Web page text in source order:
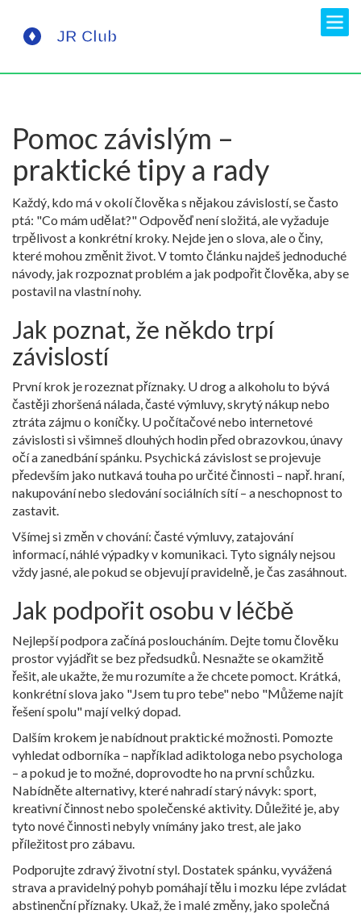
Pomoc závislým –
praktické tipy a rady
Každý, kdo má v okolí člověka s nějakou závislostí, se často
ptá: "Co mám udělat?" Odpověď není složitá, ale vyžaduje
trpělivost a konkrétní kroky. Nejde jen o slova, ale o činy,
které mohou změnit život. V tomto článku najdeš jednoduché
návody, jak rozpoznat problém a jak podpořit člověka, aby se
postavil na vlastní nohy.
Jak poznat, že někdo trpí
závislostí
První krok je rozeznat příznaky. U drog a alkoholu to bývá
častěji zhoršená nálada, časté výmluvy, skrytý nákup nebo
ztráta zájmu o koníčky. U počítačové nebo internetové
závislosti si všimneš dlouhých hodin před obrazovkou, únavy
očí a zanedbání spánku. Psychická závislost se projevuje
především jako nutkavá touha po určité činnosti – např. hraní,
nakupování nebo sledování sociálních sítí – a neschopnost to
zastavit.
Všímej si změn v chování: časté výmluvy, zatajování
informací, náhlé výpadky v komunikaci. Tyto signály nejsou
vždy jasné, ale pokud se objevují pravidelně, je čas zasáhnout.
Jak podpořit osobu v léčbě
Nejlepší podpora začíná posloucháním. Dejte tomu člověku
prostor vyjádřit se bez předsudků. Nesnažte se okamžitě
řešit, ale ukažte, že mu rozumíte a že chcete pomoct. Krátká,
konkrétní slova jako "Jsem tu pro tebe" nebo "Můžeme najít
řešení spolu" mají velký dopad.
Dalším krokem je nabídnout praktické možnosti. Pomozte
vyhledat odborníka – například adiktologa nebo psychologa
– a pokud je to možné, doprovodte ho na první schůzku.
Nabídněte alternativy, které nahradí starý návyk: sport,
kreativní činnost nebo společenské aktivity. Důležité je, aby
tyto nové činnosti nebyly vnímány jako trest, ale jako
příležitost pro zábavu.
Podporujte zdravý životní styl. Dostatek spánku, vyvážená
strava a pravidelný pohyb pomáhají tělu i mozku lépe zvládat
abstinenční příznaky. Ukaž, že i malé změny, jako společná